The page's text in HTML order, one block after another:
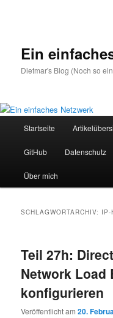
Ein
Dietmar's Blog (Noch so
Startseite
GitHub Datenschutz
Über mich
SCHLAGWORTARCHIV: IP-
Teil 27h:
Network Load
konfigurieren
Veröffentlicht am20.